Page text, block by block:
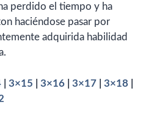
perdido el tiempo y ha
haciéndose pasar por
adquirida habilidad
3×15 3×16 3×17 3×18